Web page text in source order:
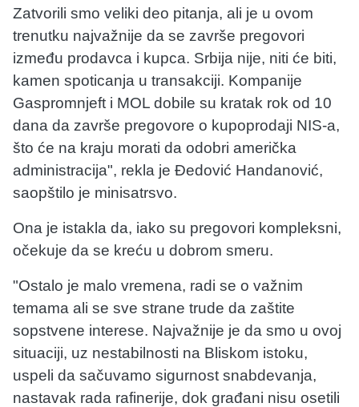
Zatvorili smo veliki deo pitanja, ali je u ovom
trenutku najvažnije da se završe pregovori
između prodavca i kupca. Srbija nije, niti će biti,
kamen spoticanja u transakciji. Kompanije
Gaspromnjeft i MOL dobile su kratak rok od 10
dana da završe pregovore o kupoprodaji NIS-a,
što će na kraju morati da odobri američka
administracija", rekla je Đedović Handanović,
saopštilo je minisatrsvo.
Ona je istakla da, iako su pregovori kompleksni,
očekuje da se kreću u dobrom smeru.
"Ostalo je malo vremena, radi se o važnim
temama ali se sve strane trude da zaštite
sopstvene interese. Najvažnije je da smo u ovoj
situaciji, uz nestabilnosti na Bliskom istoku,
uspeli da sačuvamo sigurnost snabdevanja,
nastavak rada rafinerije, dok građani nisu osetili